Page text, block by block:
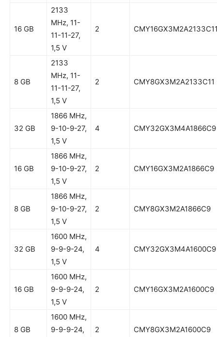
16 GB
2133
MHz, 11-
11-11-27,
1,5 V
2
8 GB
2133
MHz, 11-
11-11-27,
1,5 V
2 CMY8GX3M2A2133C11
32 GB
1866 MHz,
9-10-9-27,
1,5 V
4 CMY32GX3M4A1866C9
16 GB
1866 MHz,
9-10-9-27,
1,5 V
2 CMY16GX3M2A1866C9
8 GB
1866 MHz,
9-10-9-27,
1,5 V
2 CMY8GX3M2A1866C9
32 GB
1600 MHz,
9-9-9-24,
1,5 V
4 CMY32GX3M4A1600C9
16 GB
1600 MHz,
9-9-9-24,
1,5 V
2 CMY16GX3M2A1600C9
8 GB
1600 MHz,
9-9-9-24,
2 CMY8GX3M2A1600C9